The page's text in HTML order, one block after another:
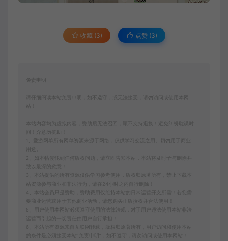
收藏 (3) 点赞 (3)
免责申明
请仔细阅读本站免责申明，如不遵守，或无法接受，请勿访问或使用本网
本站内容均为虚拟内容，赞助后无法召回，顾不支持退换！避免纠纷耽误时
间！介意勿赞助！
1、爱游网单所有网单资源来源于网络，仅供学习交流之用。切勿用于商业
2、如本帖侵犯到任何版权问题，请立即告知本站，本站将及时予与删除并
致以最深的歉意！
3、本站提供的所有资源仅供学习参考使用，版权归原著所有，禁止下载本
站资源参与商业和非法行为，请在24小时之内自行删除！
4、本站会员只是赞助，赞助费用仅维持本站的日常运营开支所需！若您需
要商业运营或用于其他商业活动，请您购买正版授权并合法使用！
5、用户使用本网站必须遵守使用的法律法规，对于用户违法使用本站非法
6、本站所有资源来自互联网转载，版权归原著所有，用户访问和使用本站
的条件是必须接受本站“免责申明”，如不遵守，请勿访问或使用本网站！